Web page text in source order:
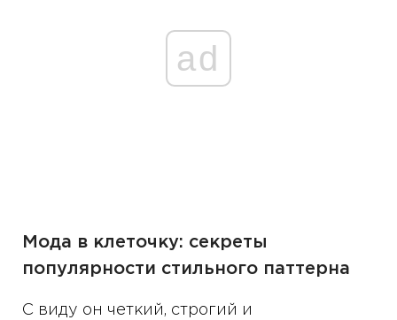
ad
Мода в клеточку: секреты
популярности стильного паттерна
С виду он четкий, строгий и